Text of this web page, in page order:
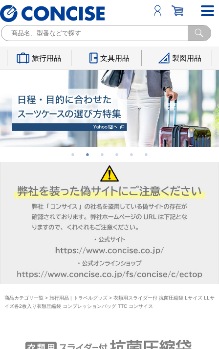
旅行用品 文具用品 製図用品
商品カテゴリ一覧 > 旅行用品 | トラベルグッズ> 衣類用スライダー付 抗菌圧縮袋 Lサイズ LLサ
イズ各2枚入り衣類圧縮袋 コンプレッションバッグ TTC コンサイス